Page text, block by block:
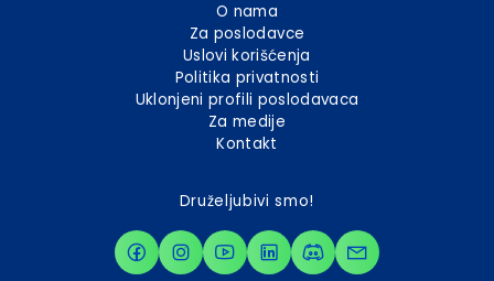
O nama
Za poslodavce
Uslovi korišćenja
Politika privatnosti
Uklonjeni profili poslodavaca
Za medije
Kontakt
Druželjubivi smo!